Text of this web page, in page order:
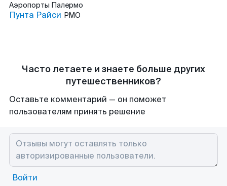
Аэропорты Палермо
Пунта Райси PMO
Часто летаете и знаете больше других
путешественников?
Оставьте комментарий — он поможет
пользователям принять решение
Войти